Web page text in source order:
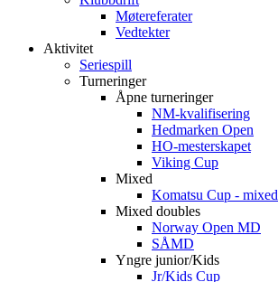
Møtereferater
Vedtekter
Aktivitet
Seriespill
Turneringer
Åpne turneringer
NM-kvalifisering
Hedmarken Open
HO-mesterskapet
Viking Cup
Mixed
Komatsu Cup - mixed
Mixed doubles
Norway Open MD
SÅMD
Yngre junior/Kids
Jr/Kids Cup